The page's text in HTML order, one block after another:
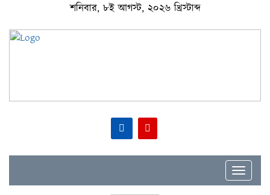
শনিবার, ৮ই আগস্ট, ২০২৬ খ্রিস্টাব্দ
Toggle